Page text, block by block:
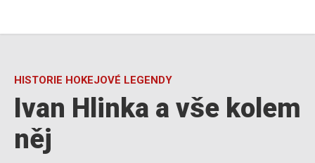
HISTORIE HOKEJOVÉ LEGENDY
Ivan Hlinka a vše kolem
něj